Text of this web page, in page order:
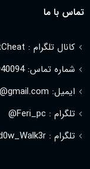
تماس با ما
کانال تلگرام : CsgoBestCheat@
شماره تماس: 09186040094
ایمیل: mrcheat.official@gmail.com
تلگرام : Feri_pc@
تلگرام : Shad0w_Walk3r@